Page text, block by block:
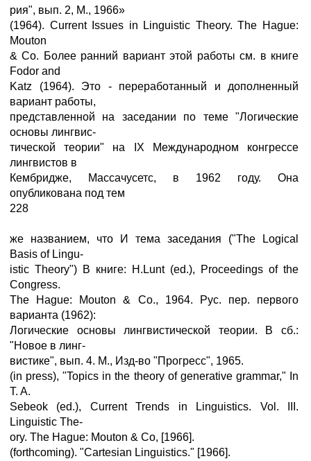
рия", вып. 2, М., 1966»
(1964). Current Issues in Linguistic Theory. The Hague:
Mouton
& Co. Более ранний вариант этой работы см. в книге
Fodor and
Katz (1964). Это - переработанный и дополненный
вариант работы,
представленной на заседании по теме "Логические
основы лингвис-
тической теории" на IX Международном конгрессе
лингвистов в
Кембридже, Массачусетс, в 1962 году. Она
опубликована под тем
228
же названием, что И тема заседания ("The Logical
Basis of Lingu-
istic Theory") В книге: H.Lunt (ed.), Proceedings of the
Congress.
The Hague: Mouton & Co., 1964. Рус. пер. первого
варианта (1962):
Логические основы лингвистической теории. В сб.:
"Новое в линг-
вистике", вып. 4. М., Изд-во "Прогресс", 1965.
(in press), "Topics in the theory of generative grammar," In
T. A.
Sebeok (ed.), Current Trends in Linguistics. Vol. III.
Linguistic The-
ory. The Hague: Mouton & Co, [1966].
(forthcoming). "Cartesian Linguistics." [1966].